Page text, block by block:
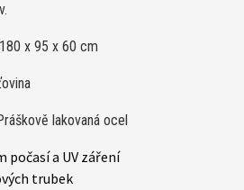
180 x 95 x 60 cm
lakovaná ocel
a UV záření
trubek